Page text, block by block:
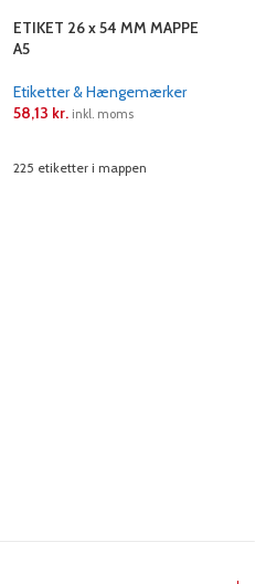
ETIKET 26 x 54 MM MAPPE
A5
Etiketter & Hængemærker
58,13 kr. inkl. moms
225 etiketter i mappen